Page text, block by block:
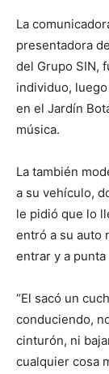
La
presentadora
del Grupo SIN,
individuo,
en el Jardín
música.
La también
a su vehículo,
le pidió que lo
entró a su auto
entrar y a punta
“El sacó un
conduciendo,
cinturón, ni
cualquier cosa